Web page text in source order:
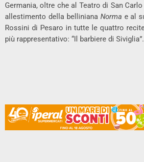
Germania, oltre che al Teatro di San
allestimento della belliniana Norma e al
Rossini di Pesaro in tutte le quattro
più rappresentativo: “Il barbiere di Siviglia”.